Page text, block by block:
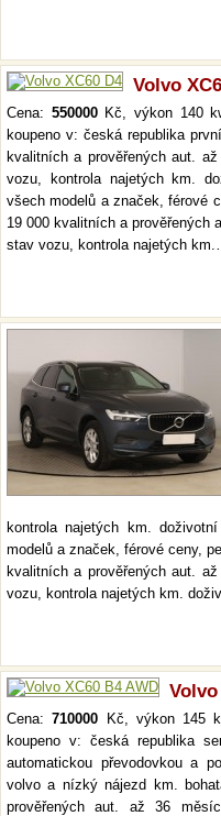
Volvo
Cena: 550000Kč, výkon 140
koupeno v: česká republika
kvalitních a prověřených aut.
vozu, kontrola najetých km.
všech modelů a značek, férové
19 000 kvalitních a prověřených
stav vozu, kontrola najetých
kontrola najetých km.
modelů a značek, férové ceny,
kvalitních a prověřených aut.
vozu, kontrola najetých km.
Volvo
Cena:710000 Kč, výkon 145
koupeno v: česká republika
automatickou převodovkou a
volvo a nízký nájezd km.
prověřených aut. až 36